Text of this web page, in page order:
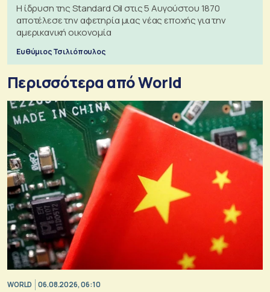
Η ίδρυση της Standard Oil στις 5 Αυγούστου 1870
αποτέλεσε την αφετηρία μιας νέας εποχής για την
αμερικανική οικονομία
Ευθύμιος Τσιλιόπουλος
Περισσότερα από World
WORLD 06.08.2026, 06:10